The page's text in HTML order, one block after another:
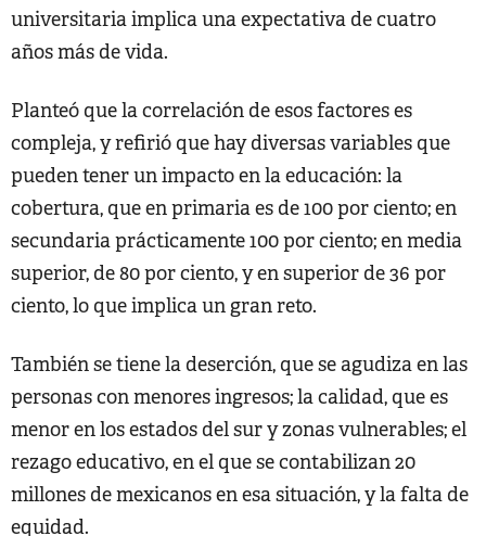
universitaria implica una expectativa de cuatro
años más de vida.
Planteó que la correlación de esos factores es
compleja, y refirió que hay diversas variables que
pueden tener un impacto en la educación: la
cobertura, que en primaria es de 100 por ciento; en
secundaria prácticamente 100 por ciento; en media
superior, de 80 por ciento, y en superior de 36 por
ciento, lo que implica un gran reto.
También se tiene la deserción, que se agudiza en las
personas con menores ingresos; la calidad, que es
menor en los estados del sur y zonas vulnerables; el
rezago educativo, en el que se contabilizan 20
millones de mexicanos en esa situación, y la falta de
equidad.